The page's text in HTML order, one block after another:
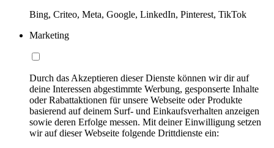
Bing, Criteo, Meta, Google, LinkedIn, Pinterest, TikTok
Marketing
Durch das Akzeptieren dieser Dienste können wir dir auf
deine Interessen abgestimmte Werbung, gesponserte Inhalte
oder Rabattaktionen für unsere Webseite oder Produkte
basierend auf deinem Surf- und Einkaufsverhalten anzeigen
sowie deren Erfolge messen. Mit deiner Einwilligung setzen
wir auf dieser Webseite folgende Drittdienste ein: